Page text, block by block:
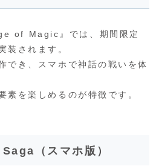
of Magic』では、期間限定
装されます。
でき、スマホで神話の戦いを体
素を楽しめるのが特徴です。
（スマホ版）